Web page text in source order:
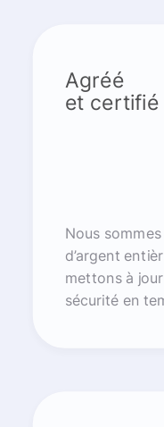
Agréé
et certifié
Nous
d’argent
mettons à
sécurité en